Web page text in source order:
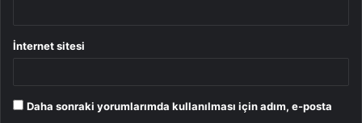
İnternet sitesi
Daha sonraki yorumlarımda kullanılması için adım, e-posta